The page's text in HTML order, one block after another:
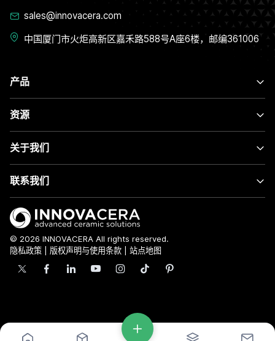
产品
资源
关于我们
联系我们
sales@innovacera.com
中国厦门市火炬高新区嘉禾路588号A座6楼，邮编361006
© 2026 INNOVACERA All rights reserved.
隐私政策
版权声明与使用条款 站点地图